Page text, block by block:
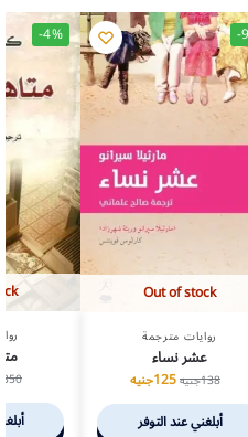
-
Out of stock
روايات مترجمة
عشر نساء
138جنيه125جنيه
أبلغني عند التوفر
-4%
350